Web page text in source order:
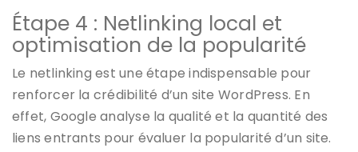
Étape 4 : Netlinking local et
optimisation de la popularité
Le netlinking est une étape indispensable pour
renforcer la crédibilité d’un site WordPress. En
effet, Google analyse la qualité et la quantité des
liens entrants pour évaluer la popularité d’un site.